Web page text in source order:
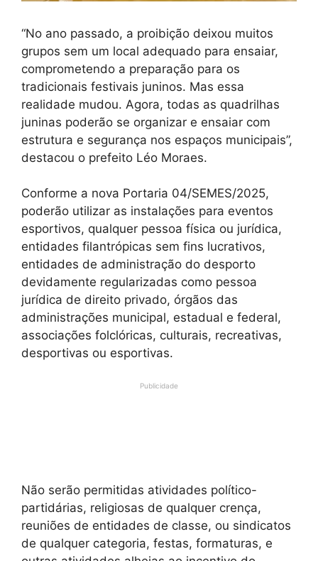
“No ano passado, a proibição deixou muitos
grupos sem um local adequado para ensaiar,
comprometendo a preparação para os
tradicionais festivais juninos. Mas essa
realidade mudou. Agora, todas as quadrilhas
juninas poderão se organizar e ensaiar com
estrutura e segurança nos espaços municipais”,
destacou o prefeito Léo Moraes.
Conforme a nova Portaria 04/SEMES/2025,
poderão utilizar as instalações para eventos
esportivos, qualquer pessoa física ou jurídica,
entidades filantrópicas sem fins lucrativos,
entidades de administração do desporto
devidamente regularizadas como pessoa
jurídica de direito privado, órgãos das
administrações municipal, estadual e federal,
associações folclóricas, culturais, recreativas,
desportivas ou esportivas.
Publicidade
Não serão permitidas atividades político-
partidárias, religiosas de qualquer crença,
reuniões de entidades de classe, ou sindicatos
de qualquer categoria, festas, formaturas, e